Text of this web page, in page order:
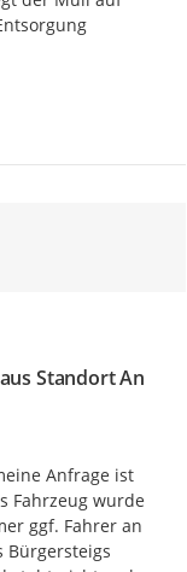
Standort An
Anfrage ist
Fahrzeug wurde
ggf. Fahrer an
Bürgersteigs